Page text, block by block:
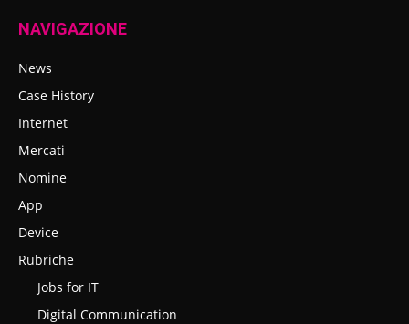
NAVIGAZIONE
News
Case History
Internet
Mercati
Nomine
App
Device
Rubriche
Jobs for IT
Digital Communication